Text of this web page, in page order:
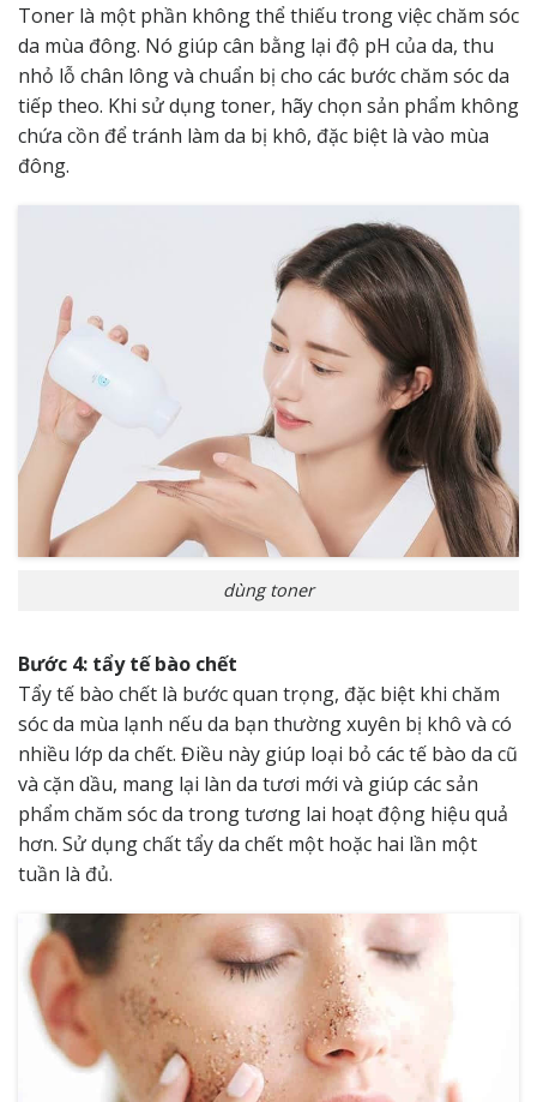
Toner là một phần không thể thiếu trong việc chăm sóc
da mùa đông. Nó giúp cân bằng lại độ pH của da, thu
nhỏ lỗ chân lông và chuẩn bị cho các bước chăm sóc da
tiếp theo. Khi sử dụng toner, hãy chọn sản phẩm không
chứa cồn để tránh làm da bị khô, đặc biệt là vào mùa
đông.
dùng toner
Bước 4: tẩy tế bào chết
Tẩy tế bào chết là bước quan trọng, đặc biệt khi chăm
sóc da mùa lạnh nếu da bạn thường xuyên bị khô và có
nhiều lớp da chết. Điều này giúp loại bỏ các tế bào da cũ
và cặn dầu, mang lại làn da tươi mới và giúp các sản
phẩm chăm sóc da trong tương lai hoạt động hiệu quả
hơn. Sử dụng chất tẩy da chết một hoặc hai lần một
tuần là đủ.